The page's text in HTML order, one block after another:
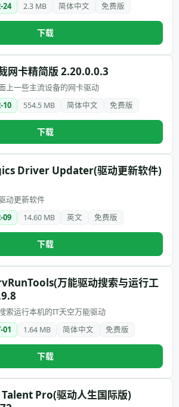
24 2.3 MB 简体中文 免费版
下载
网卡精简版 2.20.0.0.3
上一些主流设备的网卡驱动
10
554.5 MB 简体中文 免费版
下载
Driver Updater(驱动更新软件)
动更新软件
09
14.60 MB 英文 免费版
下载
万能驱动搜索与运行工
索运行本机的IT天空万能驱动
01
1.64 MB 简体中文 免费版
下载
Pro(驱动人生国际版)